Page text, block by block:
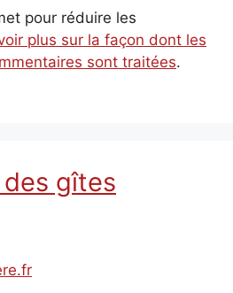
pour réduire les
plus sur la façon dont les
sont traitées.
gîtes